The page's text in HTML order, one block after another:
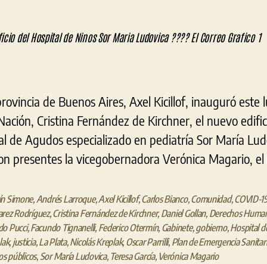
entrada
entrada
de Buenos Aires, Axel Kicillof, inauguró este
Cristina Fernández de Kirchner, el nuevo
de Agudos especializado en pediatría Sor María
presentes la vicegobernadora Verónica Magario,
Simone, Andrés Larroque,Axel Kicillof,Carlos Bianco,Comunidad,COVID-
Rodríguez,Cristina Fernández de Kirchner,Daniel Gollan, Derechos
Pucci,Facundo Tignanelli, Federico Otermín, Gabinete,gobierno,Hospital
,justicia,La Plata,Nicolás Kreplak,Oscar Parrilli, Plan de Emergencia
públicos, Sor María Ludovica, Teresa García, Verónica Magario